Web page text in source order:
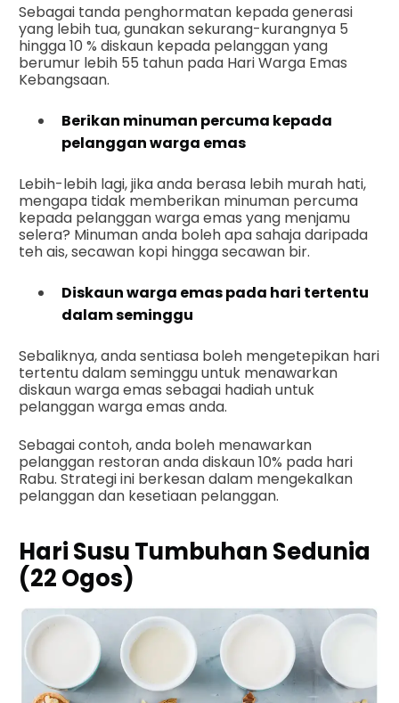
Sebagai tanda penghormatan kepada generasi
yang lebih tua, gunakan sekurang-kurangnya 5
hingga 10 % diskaun kepada pelanggan yang
berumur lebih 55 tahun pada Hari Warga Emas
Kebangsaan.
Berikan minuman percuma kepada
pelanggan warga emas
Lebih-lebih lagi, jika anda berasa lebih murah hati,
mengapa tidak memberikan minuman percuma
kepada pelanggan warga emas yang menjamu
selera? Minuman anda boleh apa sahaja daripada
teh ais, secawan kopi hingga secawan bir.
Diskaun warga emas pada hari tertentu
dalam seminggu
Sebaliknya, anda sentiasa boleh mengetepikan hari
tertentu dalam seminggu untuk menawarkan
diskaun warga emas sebagai hadiah untuk
pelanggan warga emas anda.
Sebagai contoh, anda boleh menawarkan
pelanggan restoran anda diskaun 10% pada hari
Rabu. Strategi ini berkesan dalam mengekalkan
pelanggan dan kesetiaan pelanggan.
Hari Susu Tumbuhan Sedunia
(22 Ogos)